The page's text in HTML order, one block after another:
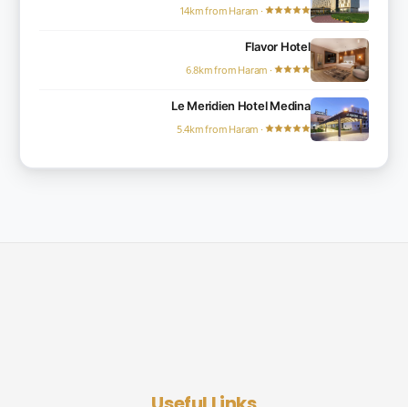
· 14km from Haram
Flavor Hotel
· 6.8km from Haram
Le Meridien Hotel Medina
· 5.4km from Haram